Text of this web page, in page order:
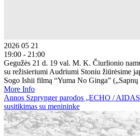
2026 05 21
19:00 - 21:00
Gegužės 21 d. 19 val. M. K. Čiurlionio
su režisieriumi Audriumi Stoniu žiūrėsime
Sogo Ishii filmą “Yuma No Ginga”
More Info
Annos Szprynger parodos „ECHO /
susitikimas su menininke